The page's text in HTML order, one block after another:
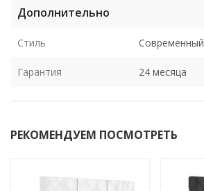
Дополнительно
Стиль Современный
Гарантия 24 месяца
РЕКОМЕНДУЕМ ПОСМОТРЕТЬ